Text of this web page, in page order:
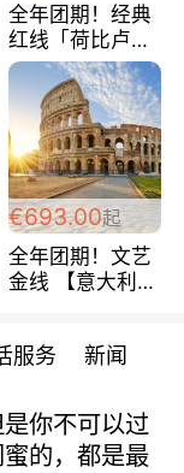
全年团期！经典
红线「荷比卢德
法」七天循环 五
国 仅售99欧/人/
天！巴黎上下！
包拼房~
€693.00起
全年团期！文艺
金线 【意大利一
每周铁发！
服务 新闻
你不可以过
的，都是最